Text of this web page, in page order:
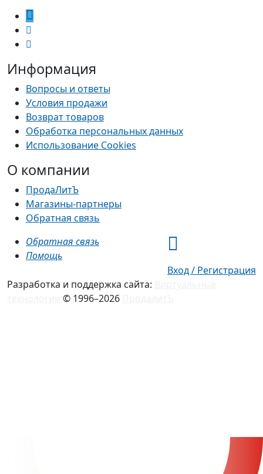
Информация
Вопросы и ответы
Условия продажи
Возврат товаров
Обработка персональных данных
Использование Cookies
О компании
ПродаЛитЪ
Магазины-партнеры
Обратная связь
Обратная связь
Помощь
Вход / Регистрация
Разработка и поддержка сайта:
© 1996–2026